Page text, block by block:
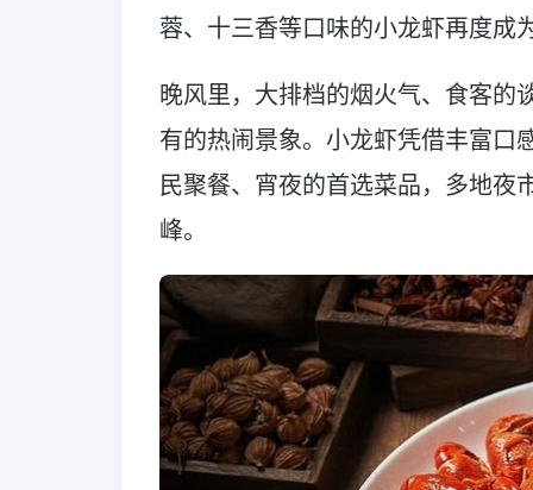
蓉、十三香等口味的小龙虾再度成
晚风里，大排档的烟火气、食客的
有的热闹景象。小龙虾凭借丰富口
民聚餐、宵夜的首选菜品，多地夜
峰。